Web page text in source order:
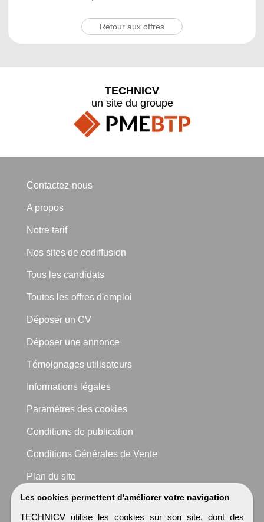
Retour aux offres
Les cookies permettent d'améliorer votre navigation
TECHNICV utilise les cookies sur son site, dont des
TECHNICV
un site du groupe
Contactez-nous
A propos
Notre tarif
Nos sites de codiffusion
Tous les candidats
Toutes les offres d'emploi
Déposer un CV
Déposer une annonce
Témoignages utilisateurs
Informations légales
Paramètres des cookies
Conditions de publication
Conditions Générales de Vente
Plan du site